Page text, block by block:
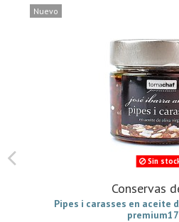
Nuevo
Sin
Conservas
Pipes i carasses en aceite